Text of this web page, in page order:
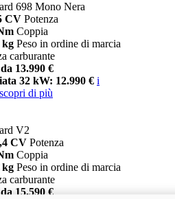
698 Mono Nera
CV Potenza
Coppia
kg Peso in ordine di marcia
carburante
13.990 €
32 kW: 12.990 € i
scopri di più
V2
CV Potenza
Coppia
kg Peso in ordine di marcia
carburante
15.590 €